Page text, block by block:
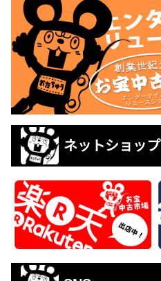
ネットショップ